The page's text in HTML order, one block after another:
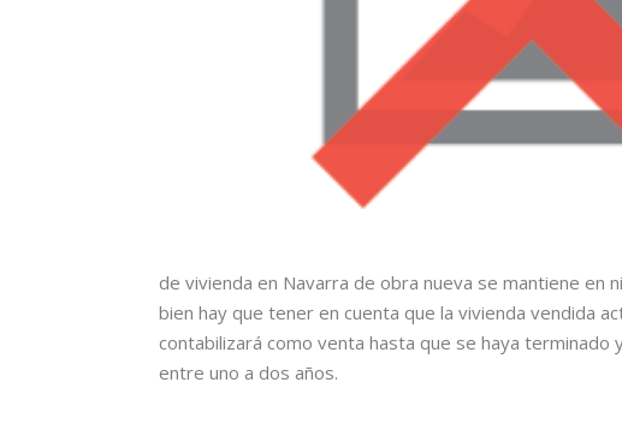
de vivienda en Navarra de obra nueva se mantiene
bien hay que tener en cuenta que la vivienda vendida
contabilizará como venta hasta que se haya
entre uno a dos años.